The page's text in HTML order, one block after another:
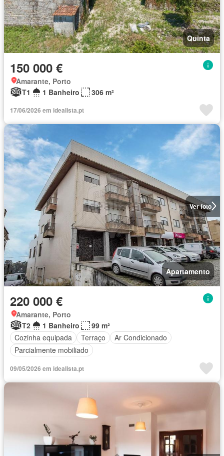
Quinta
150 000 €
Amarante, Porto
T1
1 Banheiro 306 m²
17/06/2026 em idealista.pt
Ver foto
Apartamento
220 000 €
Amarante, Porto
T2
1 Banheiro
99 m²
Cozinha equipada
Terraço
Ar Condicionado
Parcialmente mobiliado
09/05/2026 em idealista.pt